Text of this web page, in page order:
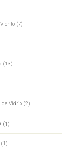
(7)
(13)
Vidrio (2)
(1)